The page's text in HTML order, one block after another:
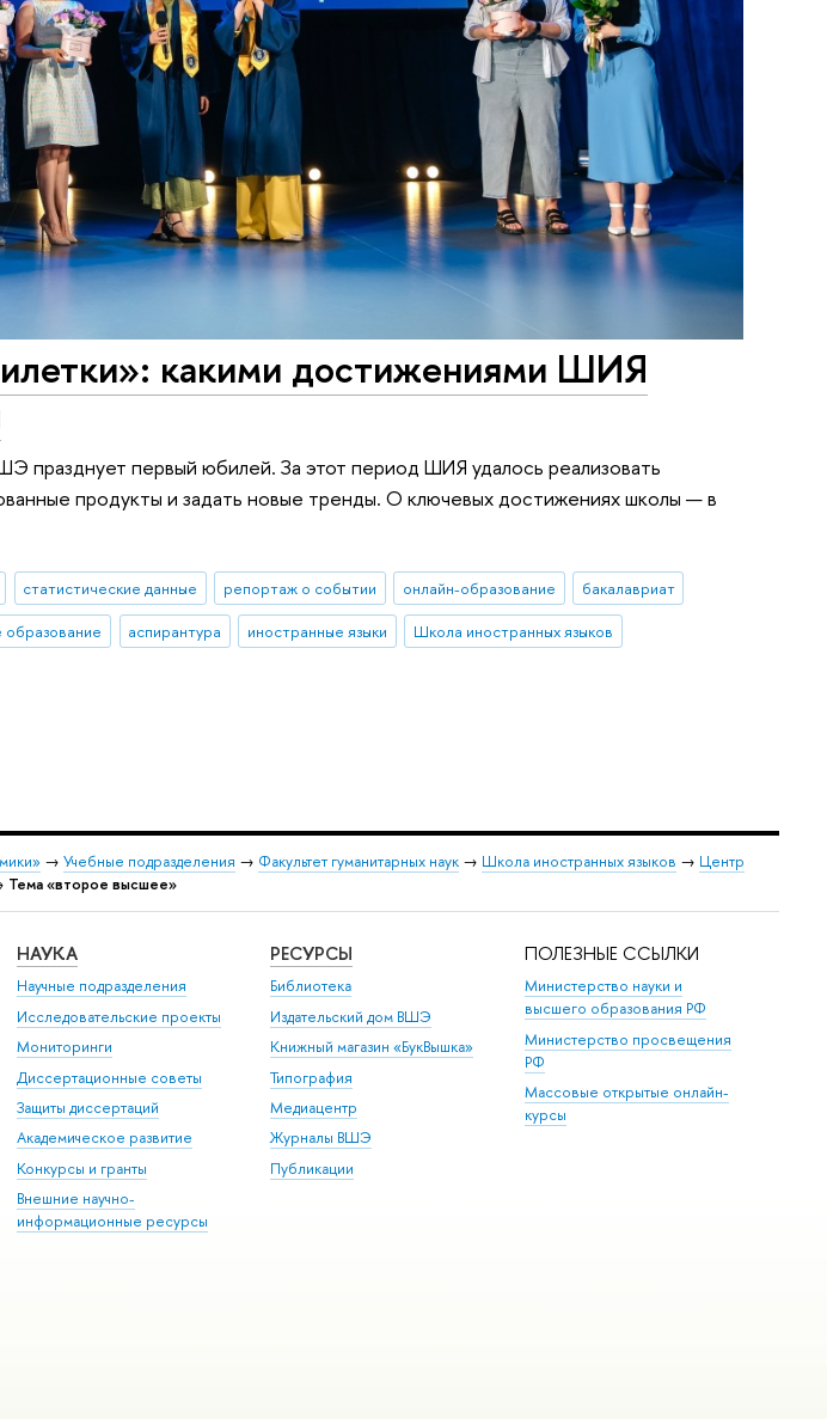
какими достижениями ШИЯ
празднует первый юбилей. За этот период ШИЯ удалось реализовать
продукты и задать новые тренды. О ключевых достижениях школы — в
статистические данные репортаж о событии онлайн-образование
бакалавриат
образование аспирантура иностранные языки Школа иностранных языков
→ Учебные подразделения → Факультет гуманитарных наук → Школа иностранных языков → Центр
Тема «второе высшее»
НАУКА
Научные подразделения
Исследовательские проекты
Мониторинги
Диссертационные советы
Защиты диссертаций
Академическое развитие
Конкурсы и гранты
Внешние научно-
информационные ресурсы
РЕСУРСЫ
Библиотека
Издательский дом ВШЭ
Книжный магазин «БукВышка»
Типография
Медиацентр
Журналы ВШЭ
Публикации
ПОЛЕЗНЫЕ ССЫЛКИ
Министерство науки и
высшего образования РФ
Министерство просвещения
РФ
Массовые открытые онлайн-
курсы